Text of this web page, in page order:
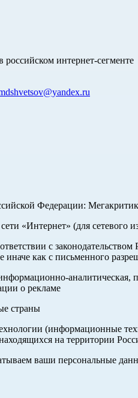
интернет-сегменте
Федерации: Мегакритик
«Интернет» (для сетевого
с
как с письменного
аналитическая,
о рекламе
страны
(информационные
на территории
ваши персональные